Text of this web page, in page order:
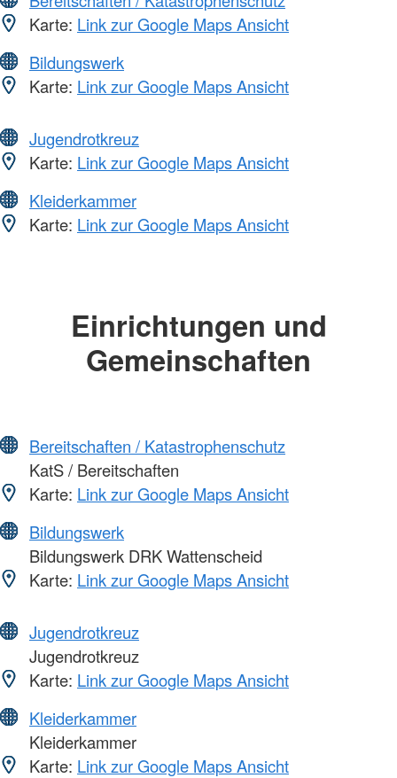
Karte: Link zur Google Maps Ansicht
Bildungswerk
Karte: Link zur Google Maps Ansicht
Jugendrotkreuz
Karte: Link zur Google Maps Ansicht
Kleiderkammer
Karte: Link zur Google Maps Ansicht
Einrichtungen und
Gemeinschaften
Bereitschaften / Katastrophenschutz
KatS / Bereitschaften
Karte: Link zur Google Maps Ansicht
Bildungswerk
Bildungswerk DRK Wattenscheid
Karte: Link zur Google Maps Ansicht
Jugendrotkreuz
Jugendrotkreuz
Karte: Link zur Google Maps Ansicht
Kleiderkammer
Kleiderkammer
Karte: Link zur Google Maps Ansicht